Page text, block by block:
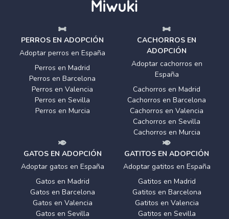
PERROS EN ADOPCIÓN
Adoptar perros en España
Perros en Madrid
Perros en Barcelona
Perros en Valencia
Perros en Sevilla
Perros en Murcia
CACHORROS EN
ADOPCIÓN
Adoptar cachorros en
España
Cachorros en Madrid
Cachorros en Barcelona
Cachorros en Valencia
Cachorros en Sevilla
Cachorros en Murcia
GATOS EN ADOPCIÓN
Adoptar gatos en España
Gatos en Madrid
Gatos en Barcelona
Gatos en Valencia
Gatos en Sevilla
GATITOS EN ADOPCIÓN
Adoptar gatitos en España
Gatitos en Madrid
Gatitos en Barcelona
Gatitos en Valencia
Gatitos en Sevilla